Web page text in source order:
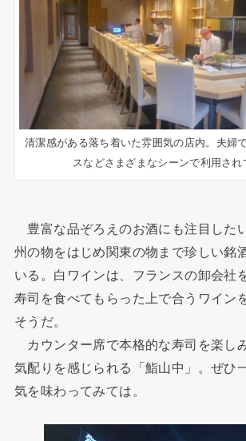
清潔感がある落ち着いた雰囲気の店内。夫婦
スなどさまざまなシーンで利用され
豊富な品ぞろえのお酒にも注目した
州の物をはじめ関東の物まで珍しい銘
いる。白ワインは、フランスの卸会社
寿司を食べてもらった上で合うワイン
そうだ。
カウンター席で本格的な寿司を楽し
気配りを感じられる「鮨山中」。ぜひ
気を味わってみては。